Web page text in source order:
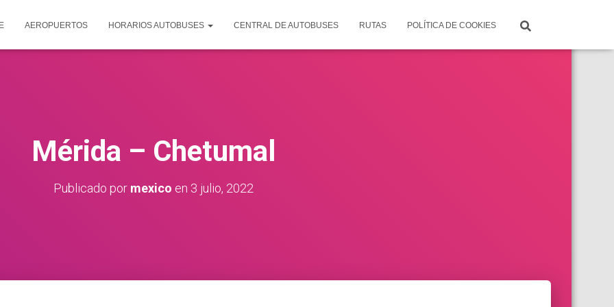
AEROPUERTOS HORARIOS AUTOBUSES CENTRAL DE AUTOBUSES RUTAS POLÍTICA DE COOKIES
Mérida – Chetumal
Publicado por mexico en 3 julio, 2022